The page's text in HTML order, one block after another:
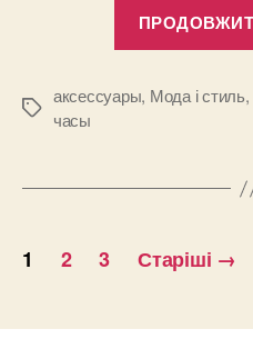
Позначки
аксессуары, Мода і стиль,
часы
Пагінація
1 2 3 Старіші →